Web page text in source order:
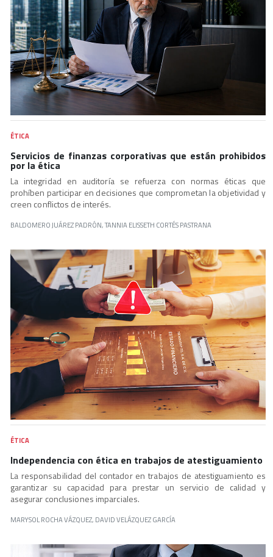
ÉTICA
Servicios de finanzas corporativas que están prohibidos
por la ética
La integridad en auditoría se refuerza con normas éticas que
prohíben participar en decisiones que comprometan la objetividad y
creen conflictos de interés.
BALDOMERO JUÁREZ PADRÓN, TANNIA ELISSETH CORTÉS PASTRANA
ÉTICA
Independencia con ética en trabajos de atestiguamiento
La responsabilidad del contador en trabajos de atestiguamiento es
garantizar su capacidad para prestar un servicio de calidad y
asegurar conclusiones imparciales.
MARYSOL ROCHA VÁZQUEZ, DAVID VELÁZQUEZ GARCÍA